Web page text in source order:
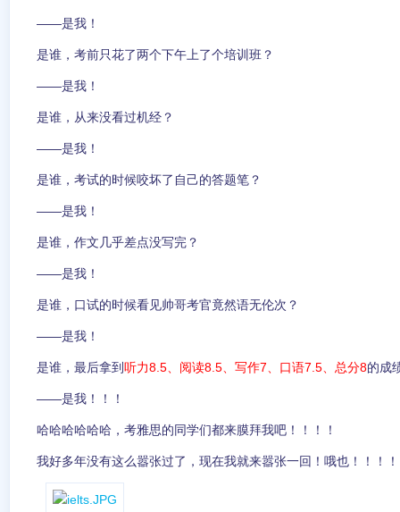
——是我！
是谁，考前只花了两个下午上了个培训班？
——是我！
是谁，从来没看过机经？
——是我！
是谁，考试的时候咬坏了自己的答题笔？
——是我！
是谁，作文几乎差点没写完？
——是我！
是谁，口试的时候看见帅哥考官竟然语无伦次？
——是我！
是谁，最后拿到听力8.5、阅读8.5、写作7、口语7.5、总分8的成
——是我！！！
哈哈哈哈哈哈，考雅思的同学们都来膜拜我吧！！！！
我好多年没有这么嚣张过了，现在我就来嚣张一回！哦也！！！！